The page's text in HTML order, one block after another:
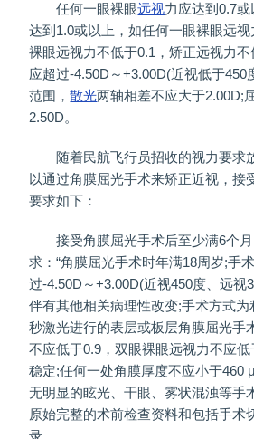
任何一眼裸眼远视力应达到0.7
达到1.0或以上，如任何一眼裸眼远
裸眼远视力不低于0.1，矫正远视力
应超过-4.50D～+3.00D(近视低于450
范围，散光两轴相差不应大于2.00D;
2.50D。
随着民航飞行员招收的视力要求
以通过角膜屈光手术来矫正近视，接
要求如下：
接受角膜屈光手术后至少满6个月
求：“角膜屈光手术时年满18周岁;手
过-4.50D～+3.00D(近视450度、远视
伴有其他相关病理性改变;手术方式
秒激光进行的表层或板层角膜屈光手
不应低于0.9，双眼裸眼远视力不应
稳定;任何一处角膜厚度不应小于460
无明显的眩光、干眼、雾状混浊等手
原始完整的术前检查资料和包括手术
录。